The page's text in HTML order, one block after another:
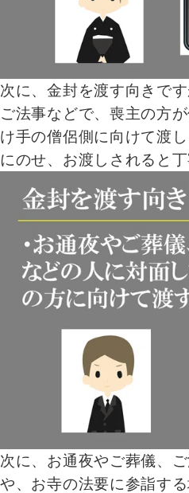
次に、金封を渡す向きで
ご法事などで、喪主の方
け手の僧侶側に向けて渡
にのせ、お渡しされると丁
次に、お通夜やご葬儀、
や、お寺の法要に参詣す